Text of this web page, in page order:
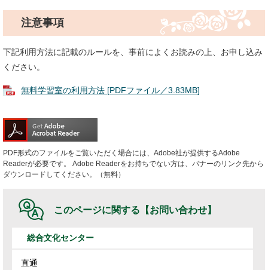
注意事項
下記利用方法に記載のルールを、事前によくお読みの上、お申し込み
ください。
無料学習室の利用方法 [PDFファイル／3.83MB]
PDF形式のファイルをご覧いただく場合には、Adobe社が提供するAdobe
Readerが必要です。
Adobe Readerをお持ちでない方は、バナーのリンク先から
ダウンロードしてください。（無料）
このページに関する 【お問い合わせ】
総合文化センター
直通